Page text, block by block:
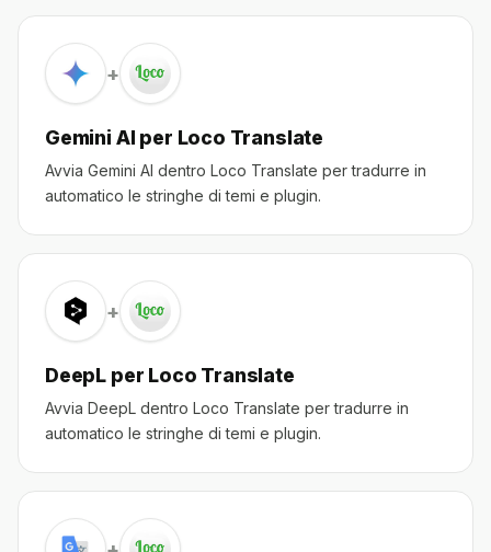
+
Gemini AI per Loco Translate
Avvia Gemini AI dentro Loco Translate per tradurre in
automatico le stringhe di temi e plugin.
+
DeepL per Loco Translate
Avvia DeepL dentro Loco Translate per tradurre in
automatico le stringhe di temi e plugin.